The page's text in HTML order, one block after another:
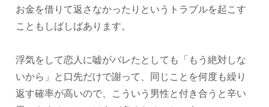
お金を借りて返さなかったりというトラブルを起こす
こともしばしばあります。
浮気をして恋人に嘘がバレたとしても「もう絶対しな
いから」と口先だけで謝って、同じことを何度も繰り
返す確率が高いので、こういう男性と付き合うと辛い